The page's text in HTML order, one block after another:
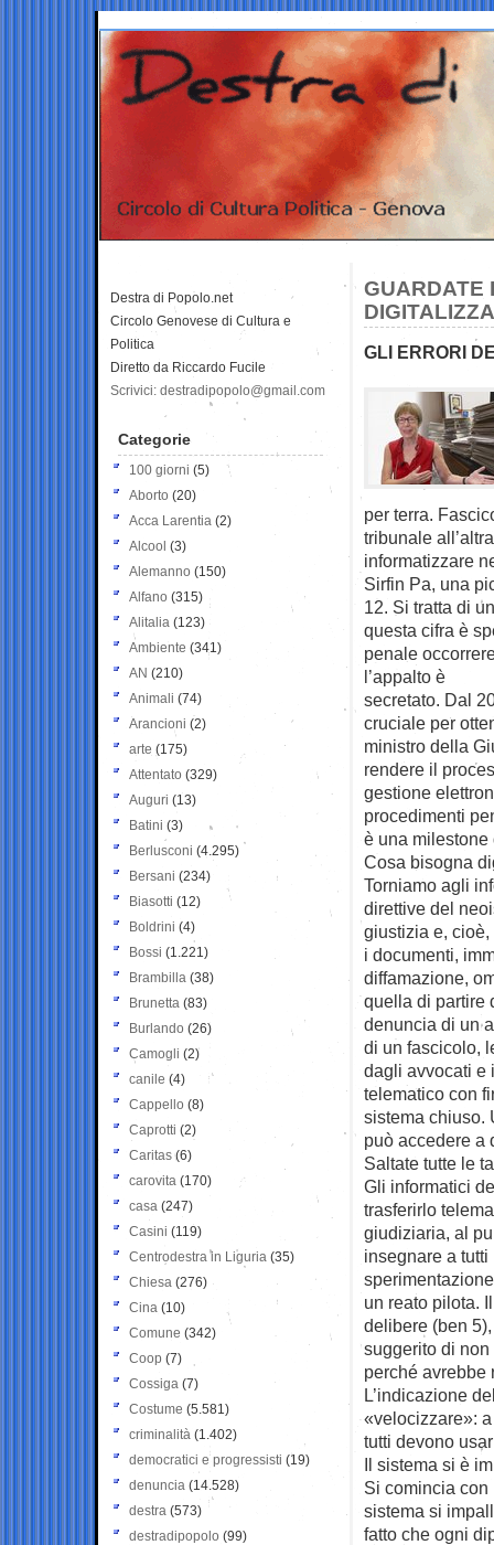
GUARDATE
GLI ERRORI
per terra.
tribunale
informatizzare
Sirfin Pa, una
12. Si tratta di
questa cifra è
penale
l’appalto è
secretato. Dal
cruciale per
ministro della
rendere il
gestione
procedimenti
è una
Cosa bisogna
Torniamo agli
direttive del
giustizia e,
i documenti,
diffamazione,
quella di partire
denuncia di un
di un fascicolo,
dagli avvocati e
telematico con
sistema chiuso.
può accedere a
Saltate tutte le
Gli informatici
trasferirlo
giudiziaria, al
insegnare a
un reato pilota.
delibere (ben
suggerito di
perché avrebbe
L’indicazione
«velocizzare»:
tutti devono
Il sistema si è
Si comincia
sistema si
fatto che ogni
Destra di Popolo.net
Circolo Genovese di Cultura e
Politica
Diretto da Riccardo Fucile
Scrivici: destradipopolo@gmail.com
Categorie
100 giorni (5)
Aborto (20)
Acca Larentia (2)
Alcool (3)
Alemanno (150)
Alfano (315)
Alitalia (123)
Ambiente (341)
AN (210)
Animali (74)
Arancioni (2)
arte (175)
Attentato (329)
Auguri (13)
Batini (3)
Berlusconi (4.295)
Bersani (234)
Biasotti (12)
Boldrini (4)
Bossi (1.221)
Brambilla (38)
Brunetta (83)
Burlando (26)
Camogli (2)
canile (4)
Cappello (8)
Caprotti (2)
Caritas (6)
carovita (170)
casa (247)
Casini (119)
Centrodestra in Liguria (35)
Chiesa (276)
Cina (10)
Comune (342)
Coop (7)
Cossiga (7)
Costume (5.581)
criminalità (1.402)
democratici e progressisti (19)
denuncia (14.528)
destra (573)
destradipopolo (99)